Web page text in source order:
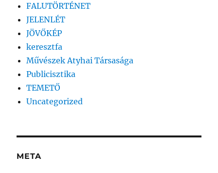
FALUTÖRTÉNET
JELENLÉT
JÖVŐKÉP
keresztfa
Művészek Atyhai Társasága
Publicisztika
TEMETŐ
Uncategorized
META